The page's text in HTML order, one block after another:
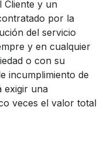
Cliente y un
por la
del servicio
y en cualquier
o con su
incumplimiento de
exigir una
veces el valor total